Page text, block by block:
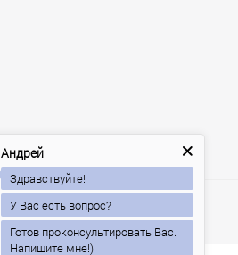
Андрей
Здравствуйте!
У Вас есть вопрос?
Готов проконсультировать Вас.
Напишите мне!)